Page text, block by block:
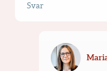
Svar